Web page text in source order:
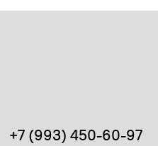
+7 (993) 450-60-97